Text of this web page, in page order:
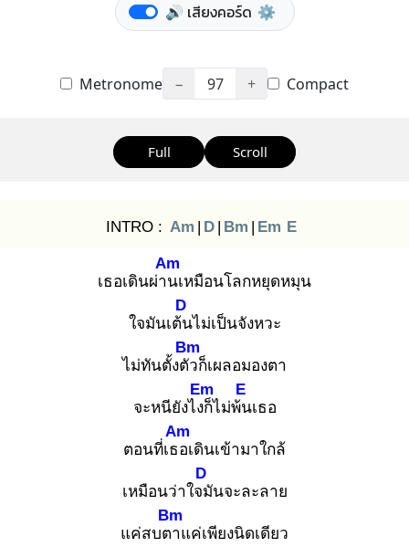
🔊 เสียงคอร์ด ⚙️
Metronome − 97 + Compact
Full Scroll
INTRO : Am | D | Bm | Em E
เธอเดินผ่าน
Am
เหมือนโลกหยุดหมุน
ใจมันเต้น
D
ไม่เป็นจังหวะ
ไม่ทันตั้งตัว
Bm
ก็เผลอมองตา
จะหนียังไงก็
Em
ไม่พ้น
E
เธอ
ตอนที่เธอ
Am
เดินเข้ามาใกล้
เหมือนว่าใจมั
D
นจะละลาย
แค่สบตา
Bm
แค่เพียงนิดเดียว